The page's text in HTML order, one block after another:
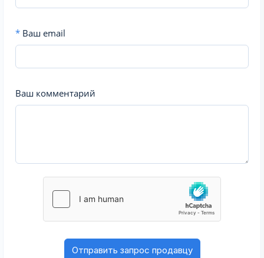
* Ваш email
Ваш комментарий